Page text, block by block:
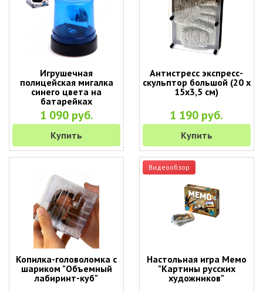
Игрушечная
полицейская мигалка
синего цвета на
батарейках
1 090 руб.
Купить
Антистресс экспресс-
скульптор большой (20 х
15х3,5 см)
1 190 руб.
Купить
Копилка-головоломка с
шариком "Объемный
лабиринт-куб"
Видеообзор
Настольная игра Мемо
"Картины русских
художников"